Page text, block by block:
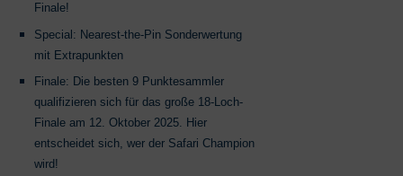
Finale!
Special: Nearest-the-Pin Sonderwertung
mit Extrapunkten
Finale: Die besten 9 Punktesammler
qualifizieren sich für das große 18-Loch-
Finale am 12. Oktober 2025. Hier
entscheidet sich, wer der Safari Champion
wird!